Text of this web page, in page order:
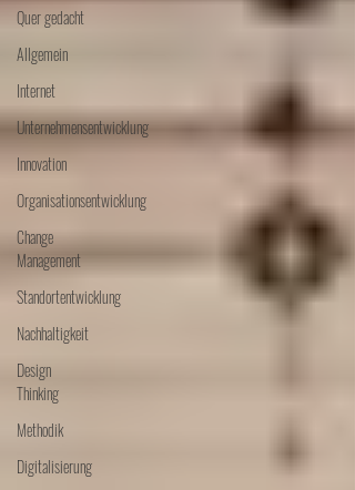
Quer gedacht
Allgemein
Internet
Unternehmensentwicklung
Innovation
Organisationsentwicklung
Change
Management
Standortentwicklung
Nachhaltigkeit
Design
Thinking
Methodik
Digitalisierung